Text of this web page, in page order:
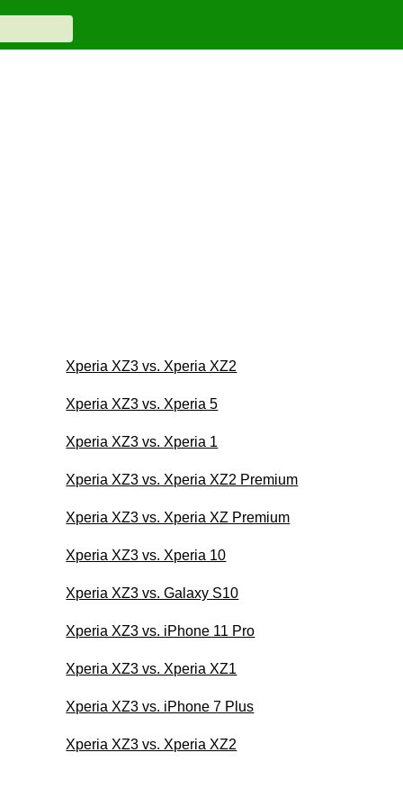
Xperia XZ3 vs. Xperia XZ2
Xperia XZ3 vs. Xperia 5
Xperia XZ3 vs. Xperia 1
Xperia XZ3 vs. Xperia XZ2 Premium
Xperia XZ3 vs. Xperia XZ Premium
Xperia XZ3 vs. Xperia 10
Xperia XZ3 vs. Galaxy S10
Xperia XZ3 vs. iPhone 11 Pro
Xperia XZ3 vs. Xperia XZ1
Xperia XZ3 vs. iPhone 7 Plus
Xperia XZ3 vs. Xperia XZ2